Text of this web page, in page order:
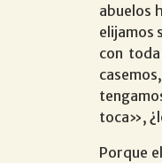
abuelos
elijamos
con
toca»,
Porque